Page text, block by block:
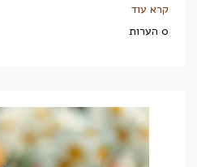
קרא עוד
0 הערות